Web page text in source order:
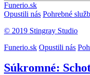
Funerio.sk
Opustili nás Pohrebné
© 2019 Stingray Studio
Funerio.sk Opustili nás
Súkromné: